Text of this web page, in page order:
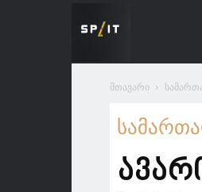
მთავარი